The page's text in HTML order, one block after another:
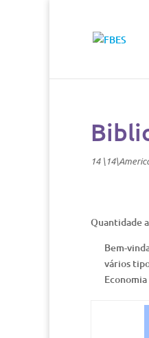
14
Quantidade
Bem-
vários